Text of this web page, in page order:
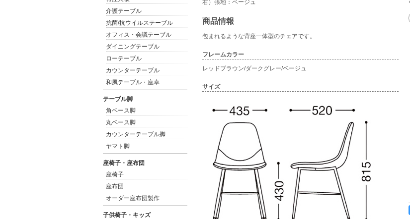
右）張地：ベージュ
商品情報
包まれるような背座一体型のチェアです。
フレームカラー
レッドブラウン/ダークグレー/ベージュ
サイズ
介護テーブル
抗菌/抗ウイルステーブル
オフィス・会議テーブル
ダイニングテーブル
ローテーブル
カウンターテーブル
和風テーブル・座卓
テーブル脚
角ベース脚
丸ベース脚
カウンターテーブル脚
ヤマト脚
座椅子・座布団
座椅子
座布団
オーダー座布団製作
子供椅子・キッズ